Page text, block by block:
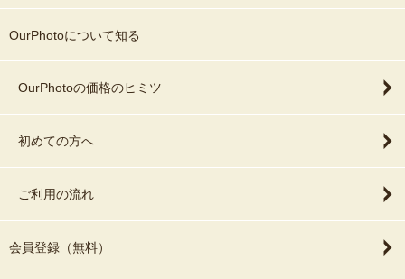
OurPhotoについて知る
OurPhotoの価格のヒミツ
初めての方へ
ご利用の流れ
会員登録（無料）